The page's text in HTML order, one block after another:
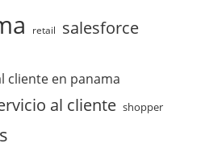
retail salesforce
cliente en panama
al cliente shopper